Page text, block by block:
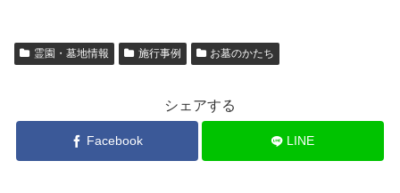
霊園・墓地情報 施行事例 お墓のかたち
シェアする
Facebook LINE